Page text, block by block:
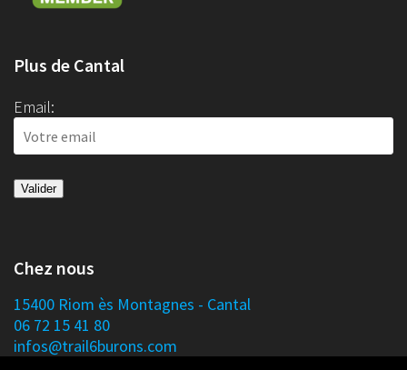
Plus de Cantal
Email:
Chez nous
15400 Riom ès Montagnes - Cantal
06 72 15 41 80
infos@trail6burons.com